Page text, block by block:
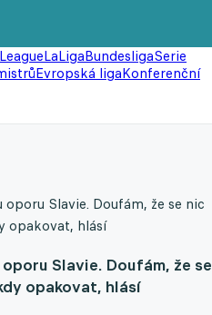
LaLigaBundesligaSerie
Evropská ligaKonferenční
Slavie. Doufám, že se nic
opakovat, hlásí
Slavie. Doufám, že se
opakovat, hlásí